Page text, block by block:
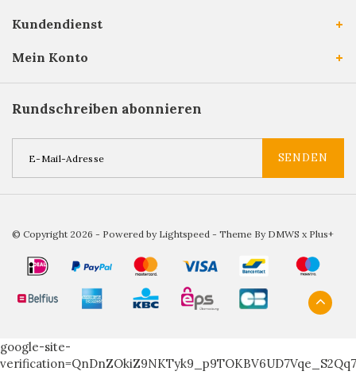
Kundendienst
Mein Konto
Rundschreiben abonnieren
SENDEN
© Copyright 2026 - Powered by Lightspeed - Theme By DMWS x Plus+
google-site-